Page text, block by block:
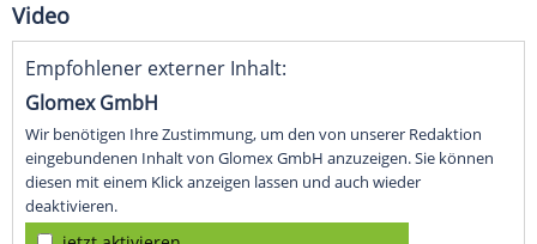
Video
Empfohlener externer Inhalt:
Glomex GmbH
Wir benötigen Ihre Zustimmung, um den von unserer Redaktion
eingebundenen Inhalt von Glomex GmbH anzuzeigen. Sie können
diesen mit einem Klick anzeigen lassen und auch wieder
deaktivieren.